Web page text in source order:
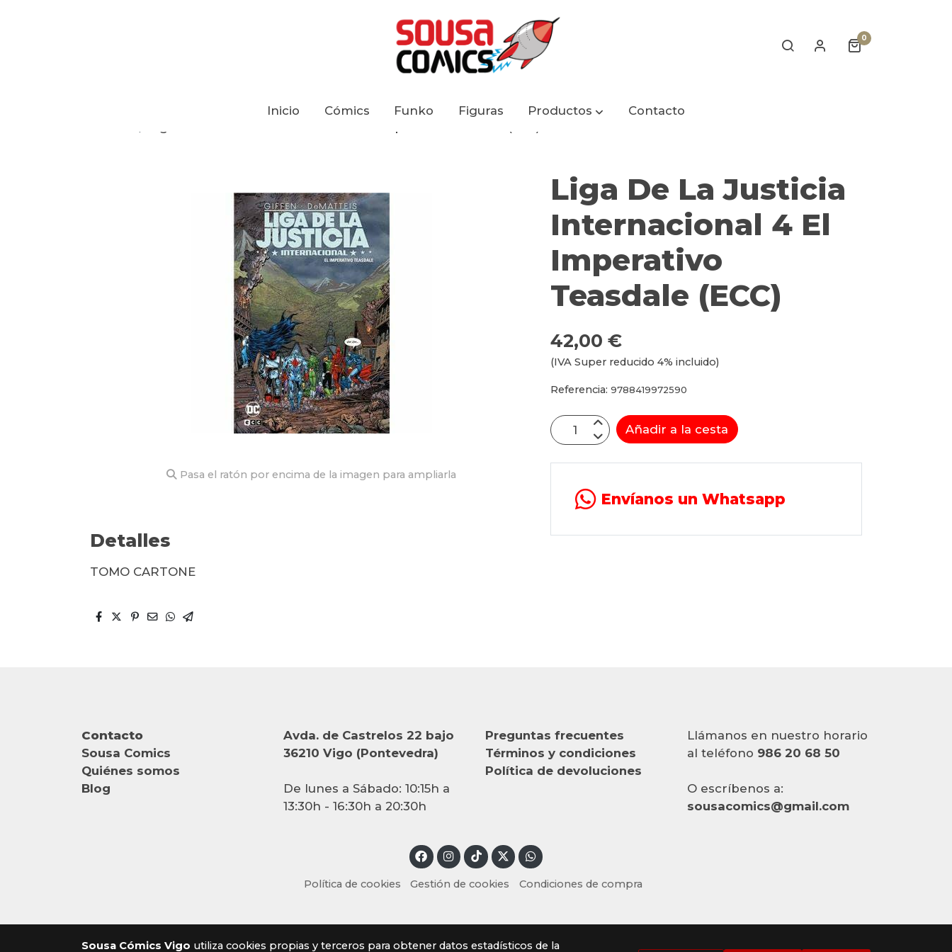
0
Inicio Cómics Funko Figuras Productos
Contacto
Pasa el ratón por encima de la imagen para ampliarla
Detalles
TOMO CARTONE
Liga De La Justicia
Internacional 4 El
Imperativo
Teasdale (ECC)
42,00 €
(IVA Super reducido 4% incluido)
Referencia:9788419972590
Añadir a la cesta
Envíanos un Whatsapp
Contacto
Sousa Comics
Quiénes somos
Blog
Avda. de Castrelos 22 bajo
36210 Vigo (Pontevedra)
De lunes a Sábado: 10:15h a
13:30h - 16:30h a 20:30h
Preguntas frecuentes
Términos y condiciones
Política de devoluciones
Llámanos en nuestro horario
al teléfono 986 20 68 50
O escríbenos a:
sousacomics@gmail.com
Política de cookies Gestión de cookies Condiciones de compra
Sousa Cómics Vigo utiliza cookies propias y terceros para obtener datos estadísticos de la